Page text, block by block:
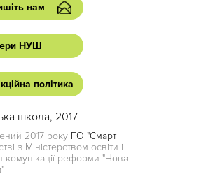
нам
НУШ
політика
школа, 2017
2017 року ГО "Смарт
з Міністерством освіти і
комунікації реформи "Нова